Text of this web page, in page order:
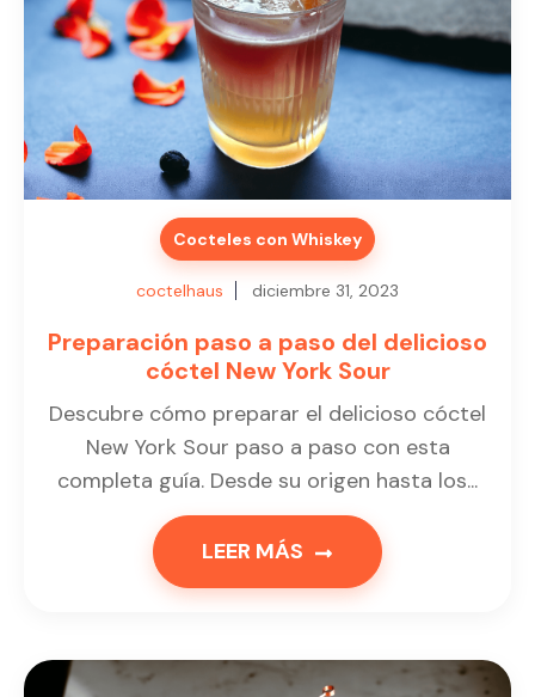
Cocteles con Whiskey
coctelhaus diciembre 31, 2023
Preparación paso a paso del delicioso
cóctel New York Sour
Descubre cómo preparar el delicioso cóctel
New York Sour paso a paso con esta
completa guía. Desde su origen hasta los...
LEER MÁS